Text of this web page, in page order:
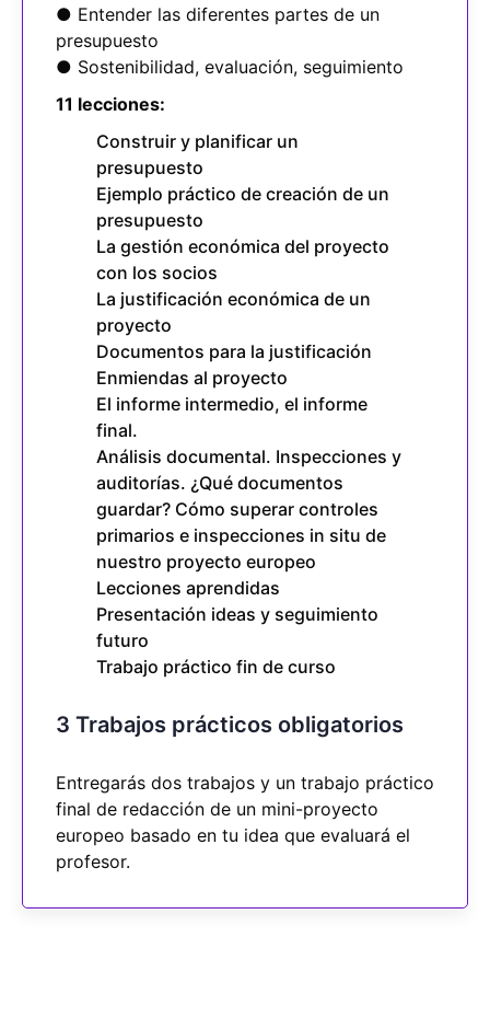
● Entender las diferentes partes de un
presupuesto
● Sostenibilidad, evaluación, seguimiento
11 lecciones:
Construir y planificar un
presupuesto
Ejemplo práctico de creación de un
presupuesto
La gestión económica del proyecto
con los socios
La justificación económica de un
proyecto
Documentos para la justificación
Enmiendas al proyecto
El informe intermedio, el informe
final.
Análisis documental. Inspecciones y
auditorías. ¿Qué documentos
guardar? Cómo superar controles
primarios e inspecciones in situ de
nuestro proyecto europeo
Lecciones aprendidas
Presentación ideas y seguimiento
futuro
Trabajo práctico fin de curso
3 Trabajos prácticos obligatorios
Entregarás dos trabajos y un trabajo práctico
final de redacción de un mini-proyecto
europeo basado en tu idea que evaluará el
profesor.